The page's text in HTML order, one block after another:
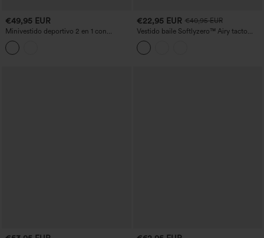
€49,95 EUR
Minivestido deportivo 2 en 1 con
sujetador integrado en malla a contraste
y bolsillos — Edición Easy Peezy
€22,95 EUR €40,95 EUR
Vestido baile Softlyzero™ Airy tacto
fresco 2 piezas bolsillo lateral volante
cuello V-UPF50+